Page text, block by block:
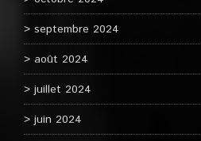
septembre 2024
août 2024
juillet 2024
juin 2024